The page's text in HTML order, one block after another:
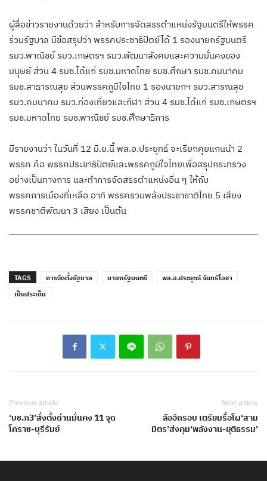
ผู้สื่อข่าวรายงานด้วยว่า สำหรับการจัดสรรตำแหน่งรัฐมนตรีให้พรรค
ร่วมรัฐบาล มีข้อสรุปว่า พรรคประชาธิปัตย์ได้ 1 รองนายกรัฐมนตรี
รมว.พาณิชย์ รมว.เกษตรฯ รมว.พัฒนาสังคมและความมั่นคงของ
มนุษย์ ส่วน 4 รมช.ได้แก่ รมช.มหาดไทย รมช.ศึกษา รมช.คมนาคม
รมช.สาธารณสุข ส่วนพรรคภูมิใจไทย 1 รองนายกฯ รมว.สารณสุข
รมว.คมนาคม รมว.ท่องเที่ยวและกีฬา ส่วน 4 รมช.ได้แก่ รมช.เกษตรฯ
รมช.มหาดไทย รมช.พาณิชย์ รมช.ศึกษาธิการ
มีรายงานว่า ในวันที่ 12 มิ.ย.นี้ พล.อ.ประยุทธ์ จะเรียกคุยแกนนำ 2
พรรค คือ พรรคประชาธิปัตย์และพรรคภูมิใจไทยเพื่อสรุปกระทรวง
อย่างเป็นทางการ และทำการจัดสรรตำแหน่งอื่น ๆ ให้กับ
พรรคการเมืองที่เหลือ อาทิ พรรครวมพลังประชาชาติไทย 5 เสียง
พรรคชาติพัฒนา 3 เสียง เป็นต้น
TAGS การจัดตั้งรัฐบาล นายกรัฐมนตรี
พล.อ.ประยุทธ์ จันทร์โอชา
เป็นประเด็น
Previous article
‘บช.ภ3’สั่งตั้งด่านมั่นคง 11 จุด
โคราช-บุรีรัมย์
Next article
ลืออีกรอบ เตรียมรื้อโผ‘สาม
มิตร’ส่งคุม‘พลังงาน-ยุติธรรม’